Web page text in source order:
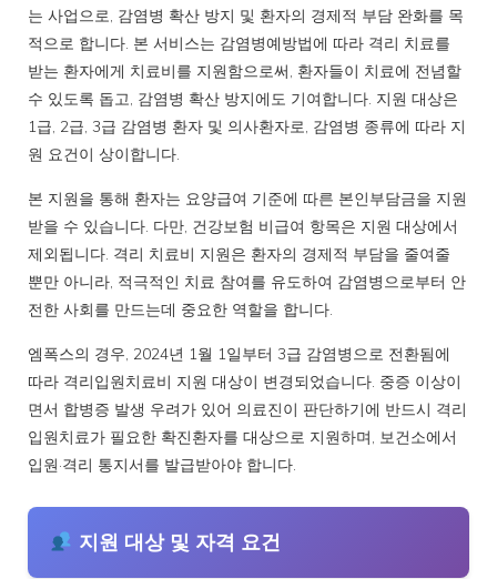
는 사업으로, 감염병 확산 방지 및 환자의 경제적 부담 완화를 목
적으로 합니다. 본 서비스는 감염병예방법에 따라 격리 치료를
받는 환자에게 치료비를 지원함으로써, 환자들이 치료에 전념할
수 있도록 돕고, 감염병 확산 방지에도 기여합니다. 지원 대상은
1급, 2급, 3급 감염병 환자 및 의사환자로, 감염병 종류에 따라 지
원 요건이 상이합니다.
본 지원을 통해 환자는 요양급여 기준에 따른 본인부담금을 지원
받을 수 있습니다. 다만, 건강보험 비급여 항목은 지원 대상에서
제외됩니다. 격리 치료비 지원은 환자의 경제적 부담을 줄여줄
뿐만 아니라, 적극적인 치료 참여를 유도하여 감염병으로부터 안
전한 사회를 만드는데 중요한 역할을 합니다.
엠폭스의 경우, 2024년 1월 1일부터 3급 감염병으로 전환됨에
따라 격리입원치료비 지원 대상이 변경되었습니다. 중증 이상이
면서 합병증 발생 우려가 있어 의료진이 판단하기에 반드시 격리
입원치료가 필요한 확진환자를 대상으로 지원하며, 보건소에서
입원·격리 통지서를 발급받아야 합니다.
지원 대상 및 자격 요건